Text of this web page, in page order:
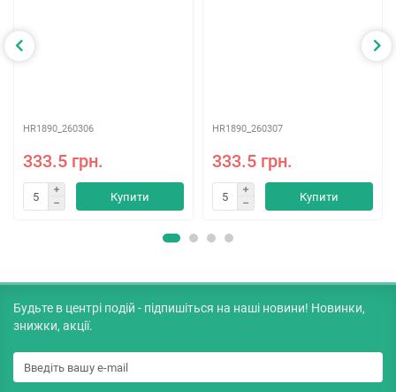
HR1890_260306
333.5 грн.
Купити
HR1890_260307
333.5 грн.
Купити
Будьте в центрі подій - підпишіться на наші новини! Новинки,
знижки, акції.